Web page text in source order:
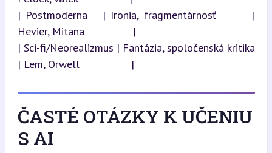
| Postmoderna   | Ironia, fragmentárnosť       |
Hevier, Mitana                |
| Sci-fi/Neorealizmus | Fantázia, spoločenská kritika
| Lem, Orwell                 |
ČASTÉ OTÁZKY K UČENIU
S AI